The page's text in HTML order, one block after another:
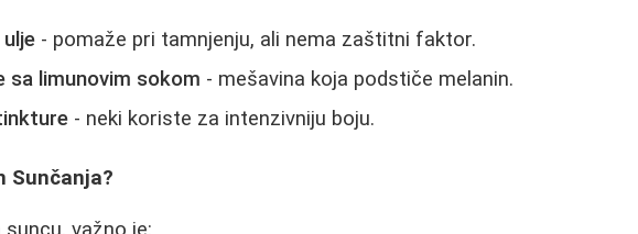
- pomaže pri tamnjenju, ali nema zaštitni faktor.
sa limunovim sokom - mešavina koja podstiče melanin.
- neki koriste za intenzivniju boju.
Sunčanja?